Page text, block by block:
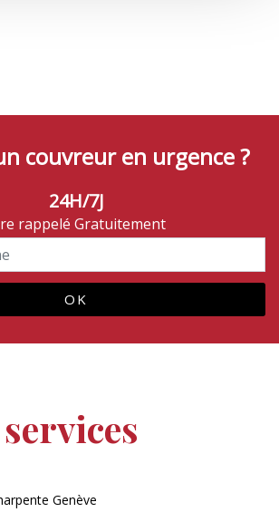
couvreur en urgence ?
24H/7J
rappelé Gratuitement
Genève